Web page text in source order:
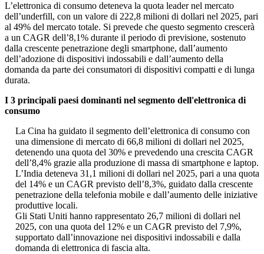
L’elettronica di consumo deteneva la quota leader nel mercato
dell’underfill, con un valore di 222,8 milioni di dollari nel 2025, pari
al 49% del mercato totale. Si prevede che questo segmento crescerà
a un CAGR dell’8,1% durante il periodo di previsione, sostenuto
dalla crescente penetrazione degli smartphone, dall’aumento
dell’adozione di dispositivi indossabili e dall’aumento della
domanda da parte dei consumatori di dispositivi compatti e di lunga
durata.
I 3 principali paesi dominanti nel segmento dell'elettronica di
consumo
La Cina ha guidato il segmento dell’elettronica di consumo con
una dimensione di mercato di 66,8 milioni di dollari nel 2025,
detenendo una quota del 30% e prevedendo una crescita CAGR
dell’8,4% grazie alla produzione di massa di smartphone e laptop.
L’India deteneva 31,1 milioni di dollari nel 2025, pari a una quota
del 14% e un CAGR previsto dell’8,3%, guidato dalla crescente
penetrazione della telefonia mobile e dall’aumento delle iniziative
produttive locali.
Gli Stati Uniti hanno rappresentato 26,7 milioni di dollari nel
2025, con una quota del 12% e un CAGR previsto del 7,9%,
supportato dall’innovazione nei dispositivi indossabili e dalla
domanda di elettronica di fascia alta.